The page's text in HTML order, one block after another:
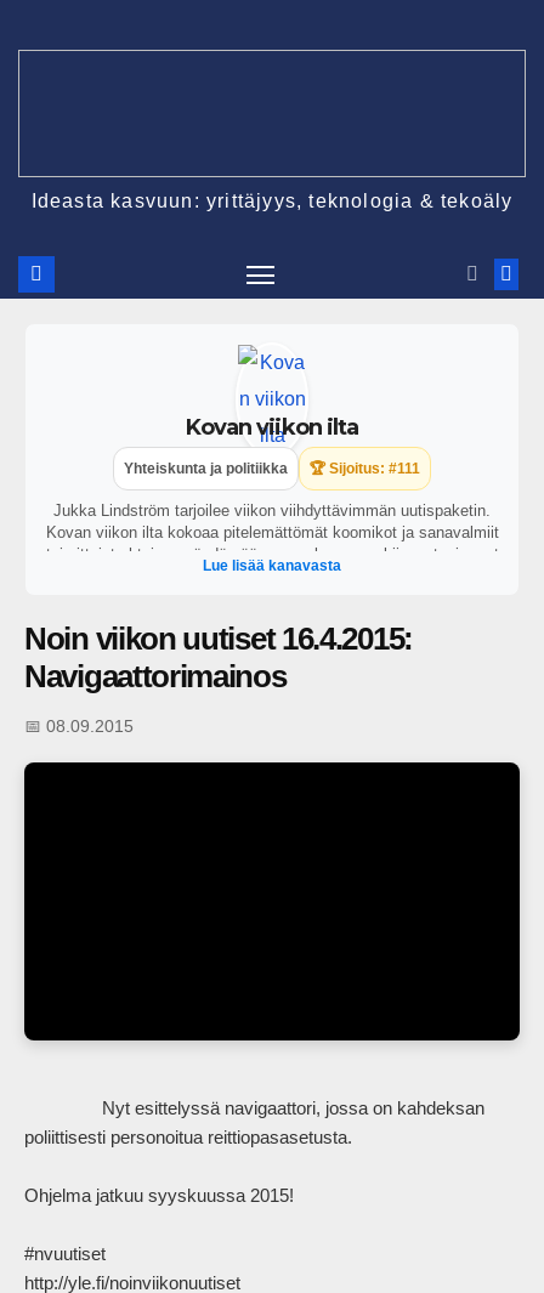
Ideasta kasvuun: yrittäjyys, teknologia & tekoäly
Kovan viikon ilta
Yhteiskunta ja politiikka 🏆 Sijoitus: #111
Jukka Lindström tarjoilee viikon viihdyttävimmän uutispaketin.
Kovan viikon ilta kokoaa pitelemättömät koomikot ja sanavalmiit
toimittajat yhteisen pöydän ääreen perkaamaan kiinnostavimmat
ajankohtaiset puheenaiheet. https://areena.yle.fi/1-64828919?
Lue lisää kanavasta
Noin viikon uutiset 16.4.2015:
Navigaattorimainos
📅 08.09.2015
poliittisesti personoitua reittiopasasetusta.
Ohjelma jatkuu syyskuussa 2015!
#nvuutiset
http://yle.fi/noinviikonuutiset